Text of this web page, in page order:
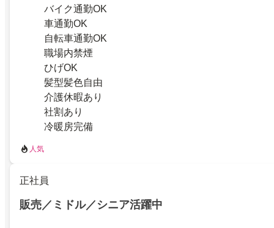
バイク通勤OK
車通勤OK
自転車通勤OK
職場内禁煙
ひげOK
髪型髪色自由
介護休暇あり
社割あり
冷暖房完備
人気
正社員
販売／ミドル／シニア活躍中